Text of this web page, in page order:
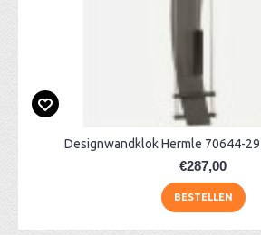
Designwandklok Hermle 70644-
€287,00
BESTELLEN